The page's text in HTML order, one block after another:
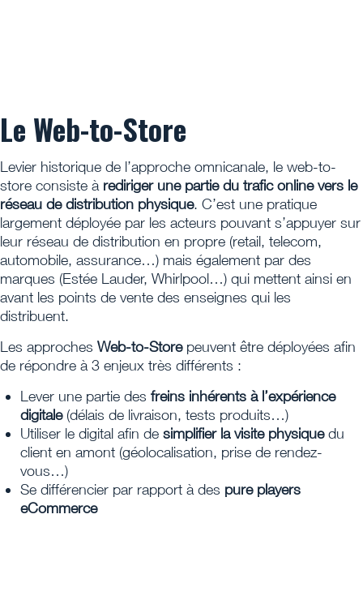
Le Web-to-Store
Levier historique de l’approche omnicanale, le web-to-
store consiste à rediriger une partie du trafic online vers le
réseau de distribution physique. C’est une pratique
largement déployée par les acteurs pouvant s’appuyer sur
leur réseau de distribution en propre (retail, telecom,
automobile, assurance…) mais également par des
marques (Estée Lauder, Whirlpool…) qui mettent ainsi en
avant les points de vente des enseignes qui les
distribuent.
Les approches Web-to-Storepeuvent être déployées afin
de répondre à 3 enjeux très différents :
Lever une partie des freins inhérents à l’expérience
digitale(délais de livraison, tests produits…)
Utiliser le digital afin de simplifier la visite physiquedu
client en amont (géolocalisation, prise de rendez-
vous…)
Se différencier par rapport à des pure players
eCommerce